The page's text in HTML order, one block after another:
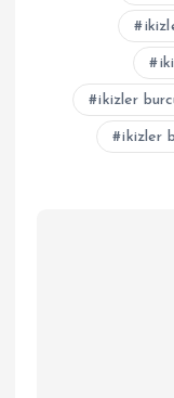
ikizler
ikizler